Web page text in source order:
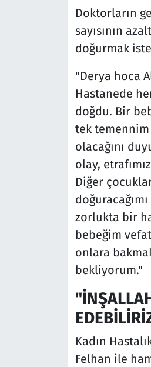
Doktorların
sayısının
doğurmak
"Derya hoca
Hastanede
doğdu. Bir
tek temennim
olacağını
olay,
Diğer
zorlukta bir
bebeğim
onlara
bekliyorum."
Kadın
Felhan ile